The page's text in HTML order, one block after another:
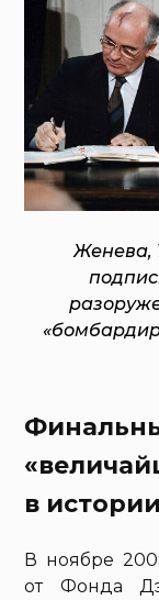
Женева,
в
В ноябре
от Фонда